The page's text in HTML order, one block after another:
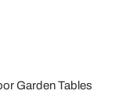
Garden Tables